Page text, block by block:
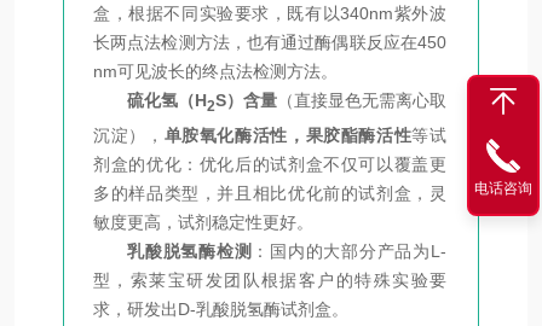
盒，根据不同实验要求，既有以340nm紫外波
长两点法检测方法，也有通过酶偶联反应在450
nm可见波长的终点法检测方法。
硫化氢 （H2S）含量 （直接显色无需离心取
沉淀）， 单胺氧化酶活性，果胶酯酶活性等试
剂盒的优化：优化后的试剂盒不仅可以覆盖更
多的样品类型，并且相比优化前的试剂盒，灵
敏度更高，试剂稳定性更好。
乳酸脱氢酶检测 ：国内的大部分产品为L-
型，索莱宝研发团队根据客户的特殊实验要
求，研发出D-乳酸脱氢酶试剂盒。
电话咨询